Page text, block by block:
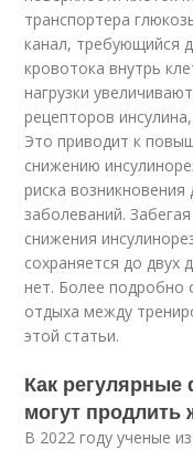
транспортера
канал, требующийся
кровотока внутрь
нагрузки
рецепторов
Это приводит к
снижению
риска
заболеваний.
снижения
сохраняется до двух
нет. Более подробно
отдыха между
этой статьи.
Как регулярные
могут продлить
В 2022 году ученые